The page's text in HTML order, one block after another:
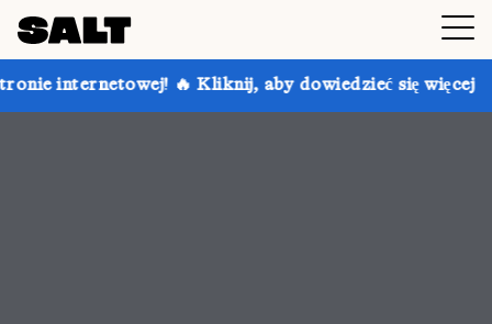
Kliknij, aby dowiedzieć się więcej Skorzystaj z